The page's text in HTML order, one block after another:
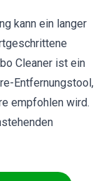
kann ein langer
Cleaner ist ein
Entfernungstool,
empfohlen wird.